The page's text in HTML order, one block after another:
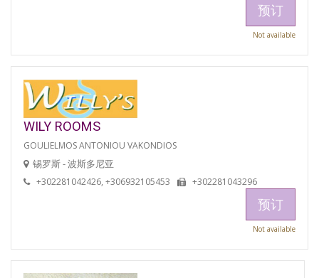
预订
Not available
WILY ROOMS
GOULIELMOS ANTONIOU VAKONDIOS
锡罗斯 - 波斯多尼亚
+302281042426, +306932105453 +302281043296
预订
Not available